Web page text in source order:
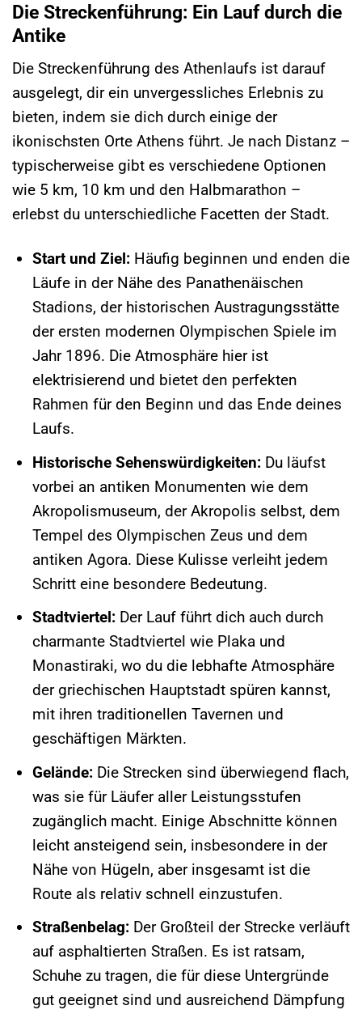
Die Streckenführung: Ein Lauf durch die
Antike
Die Streckenführung des Athenlaufs ist darauf
ausgelegt, dir ein unvergessliches Erlebnis zu
bieten, indem sie dich durch einige der
ikonischsten Orte Athens führt. Je nach Distanz –
typischerweise gibt es verschiedene Optionen
wie 5 km, 10 km und den Halbmarathon –
erlebst du unterschiedliche Facetten der Stadt.
Start und Ziel:Häufig beginnen und enden die
Läufe in der Nähe des Panathenäischen
Stadions, der historischen Austragungsstätte
der ersten modernen Olympischen Spiele im
Jahr 1896. Die Atmosphäre hier ist
elektrisierend und bietet den perfekten
Rahmen für den Beginn und das Ende deines
Laufs.
Historische Sehenswürdigkeiten:Du läufst
vorbei an antiken Monumenten wie dem
Akropolismuseum, der Akropolis selbst, dem
Tempel des Olympischen Zeus und dem
antiken Agora. Diese Kulisse verleiht jedem
Schritt eine besondere Bedeutung.
Stadtviertel:Der Lauf führt dich auch durch
charmante Stadtviertel wie Plaka und
Monastiraki, wo du die lebhafte Atmosphäre
der griechischen Hauptstadt spüren kannst,
mit ihren traditionellen Tavernen und
geschäftigen Märkten.
Gelände:Die Strecken sind überwiegend flach,
was sie für Läufer aller Leistungsstufen
zugänglich macht. Einige Abschnitte können
leicht ansteigend sein, insbesondere in der
Nähe von Hügeln, aber insgesamt ist die
Route als relativ schnell einzustufen.
Straßenbelag:Der Großteil der Strecke verläuft
auf asphaltierten Straßen. Es ist ratsam,
Schuhe zu tragen, die für diese Untergründe
gut geeignet sind und ausreichend Dämpfung